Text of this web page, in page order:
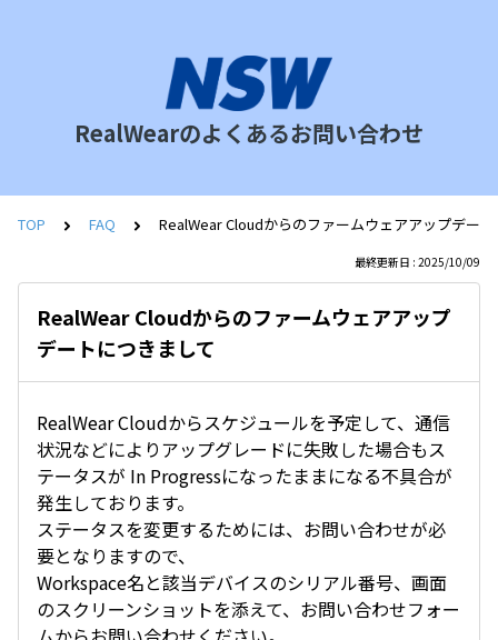
RealWearのよくあるお問い合わせ
TOP FAQ RealWear Cloudからのファームウェアアップデー
最終更新日 : 2025/10/09
RealWear Cloudからのファームウェアアップ
デートにつきまして
RealWear Cloudからスケジュールを予定して、通信
状況などによりアップグレードに失敗した場合もス
テータスが In Progressになったままになる不具合が
発生しております。
ステータスを変更するためには、お問い合わせが必
要となりますので、
Workspace名と該当デバイスのシリアル番号、画面
のスクリーンショットを添えて、お問い合わせフォー